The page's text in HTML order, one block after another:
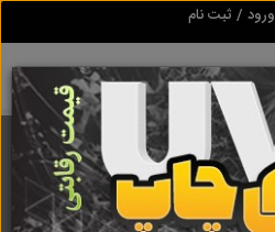
ورود / ثبت نام